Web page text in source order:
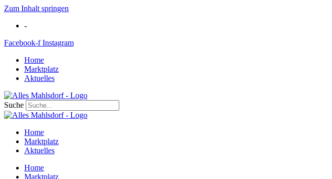
Zum Inhalt springen
-
Facebook-f Instagram
Home
Marktplatz
Aktuelles
Suche
Home
Marktplatz
Aktuelles
Home
Marktplatz